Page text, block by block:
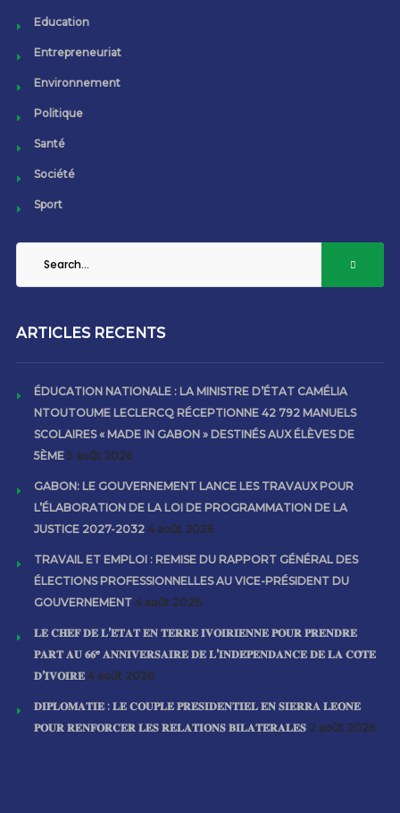
Education
Entrepreneuriat
Environnement
Politique
Santé
Société
Sport
ARTICLES RECENTS
ÉDUCATION NATIONALE : LA MINISTRE D’ÉTAT CAMÉLIA
NTOUTOUME LECLERCQ RÉCEPTIONNE 42 792 MANUELS
SCOLAIRES « MADE IN GABON » DESTINÉS AUX ÉLÈVES DE
5ÈME 5 août 2026
GABON: LE GOUVERNEMENT LANCE LES TRAVAUX POUR
L’ÉLABORATION DE LA LOI DE PROGRAMMATION DE LA
JUSTICE 2027-2032 4 août 2026
TRAVAIL ET EMPLOI : REMISE DU RAPPORT GÉNÉRAL DES
ÉLECTIONS PROFESSIONNELLES AU VICE-PRÉSIDENT DU
GOUVERNEMENT 4 août 2026
𝐋𝐄 𝐂𝐇𝐄𝐅 𝐃𝐄 𝐋’𝐄́𝐓𝐀𝐓 𝐄𝐍 𝐓𝐄𝐑𝐑𝐄 𝐈𝐕𝐎𝐈𝐑𝐈𝐄𝐍𝐍𝐄 𝐏𝐎𝐔𝐑 𝐏𝐑𝐄𝐍𝐃𝐑𝐄
𝐏𝐀𝐑𝐓 𝐀𝐔 𝟔𝟔ᵉ 𝐀𝐍𝐍𝐈𝐕𝐄𝐑𝐒𝐀𝐈𝐑𝐄 𝐃𝐄 𝐋’𝐈𝐍𝐃𝐄́𝐏𝐄𝐍𝐃𝐀𝐍𝐂𝐄 𝐃𝐄 𝐋𝐀 𝐂𝐎̂𝐓𝐄
𝐃’𝐈𝐕𝐎𝐈𝐑𝐄 4 août 2026
𝐃𝐈𝐏𝐋𝐎𝐌𝐀𝐓𝐈𝐄 : 𝐋𝐄 𝐂𝐎𝐔𝐏𝐋𝐄 𝐏𝐑𝐄́𝐒𝐈𝐃𝐄𝐍𝐓𝐈𝐄𝐋 𝐄𝐍 𝐒𝐈𝐄𝐑𝐑𝐀 𝐋𝐄𝐎𝐍𝐄
𝐏𝐎𝐔𝐑 𝐑𝐄𝐍𝐅𝐎𝐑𝐂𝐄𝐑 𝐋𝐄𝐒 𝐑𝐄𝐋𝐀𝐓𝐈𝐎𝐍𝐒 𝐁𝐈𝐋𝐀𝐓𝐄́𝐑𝐀𝐋𝐄𝐒 2 août 2026